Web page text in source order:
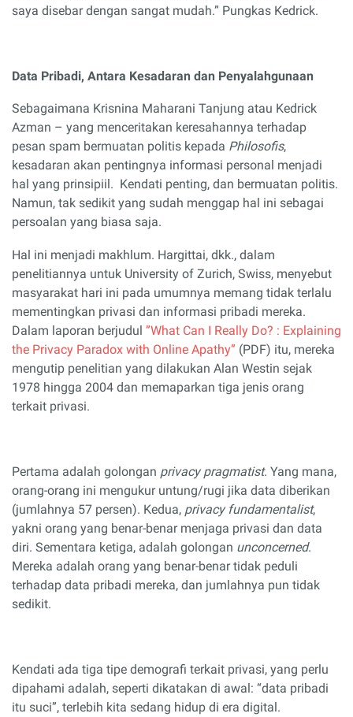
saya disebar dengan sangat mudah.” Pungkas Kedrick.
Data Pribadi, Antara Kesadaran dan Penyalahgunaan
Sebagaimana Krisnina Maharani Tanjung atau Kedrick
Azman – yang menceritakan keresahannya terhadap
pesan spam bermuatan politis kepada ­Philosofis,
kesadaran akan pentingnya informasi personal menjadi
hal yang prinsipiil. Kendati penting, dan bermuatan politis.
Namun, tak sedikit yang sudah menggap hal ini sebagai
persoalan yang biasa saja.
Hal ini menjadi makhlum. Hargittai, dkk., dalam
penelitiannya untuk University of Zurich, Swiss, menyebut
masyarakat hari ini pada umumnya memang tidak terlalu
mementingkan privasi dan informasi pribadi mereka.
Dalam laporan berjudul ”What Can I Really Do? : Explaining
the Privacy Paradox with Online Apathy” (PDF) itu, mereka
mengutip penelitian yang dilakukan Alan Westin sejak
1978 hingga 2004 dan memaparkan tiga jenis orang
terkait privasi.
Pertama adalah golongan privacy pragmatist. Yang mana,
orang-orang ini mengukur untung/rugi jika data diberikan
(jumlahnya 57 persen). Kedua, privacy fundamentalist,
yakni orang yang benar-benar menjaga privasi dan data
diri. Sementara ketiga, adalah golongan unconcerned.
Mereka adalah orang yang benar-benar tidak peduli
terhadap data pribadi mereka, dan jumlahnya pun tidak
sedikit.
Kendati ada tiga tipe demografi terkait privasi, yang perlu
dipahami adalah, seperti dikatakan di awal: “data pribadi
itu suci”, terlebih kita sedang hidup di era digital.